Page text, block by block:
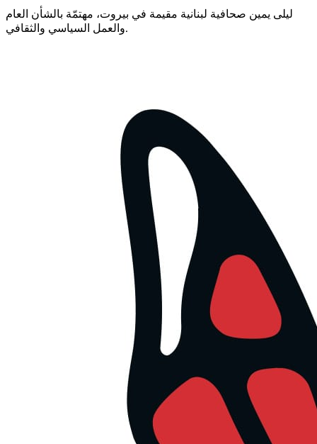
ليلى يمين صحافية لبنانية مقيمة في بيروت، مهتمّة بالشأن العام
والعمل السياسي والثقافي.